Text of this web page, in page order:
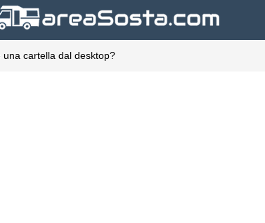
cartella dal desktop?